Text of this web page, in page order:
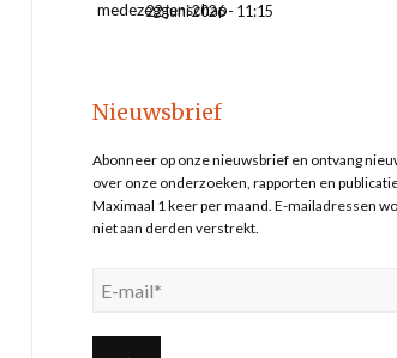
22 juni 2026 - 11:15
Nieuwsbrief
Abonneer op onze nieuwsbrief en ontvang
over onze onderzoeken, rapporten en
Maximaal 1 keer per maand. E-mailadressen
niet aan derden verstrekt.